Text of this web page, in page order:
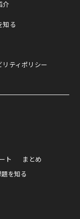
介
知る
リティポリシー
ト
まとめ
を知る